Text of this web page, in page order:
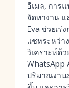
อีเมล, การ
จัดหางาน แ
Eva ช่วยเร่
แชทระหว่า
วิเคราะห์ด้
WhatsApp
ปริมาณงาน